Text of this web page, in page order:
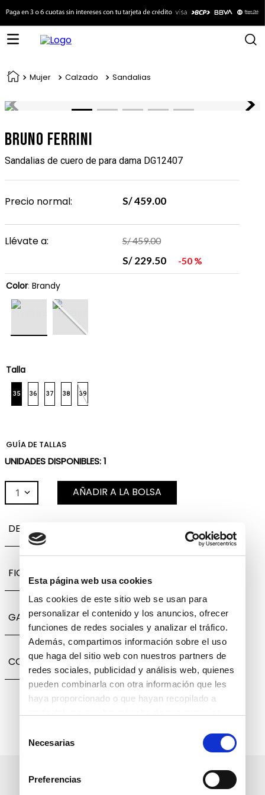
Esta página web usa cookies
Las cookies de este sitio web se usan para
personalizar el contenido y los anuncios, ofrecer
funciones de redes sociales y analizar el tráfico.
Además, compartimos información sobre el uso
que haga del sitio web con nuestros partners de
redes sociales, publicidad y análisis web, quienes
pueden combinarla con otra información que les
haya proporcionado o que hayan recopilado a
deNecesarias
Preferencias
Mujer Calzado Sandalias
Bruno Ferrini
Sandalias de cuero de para dama DG12407
Precio normal: S/459.00
Llévate a: S/459.00
S/ 229.50 50 %
Color: Brandy
Talla
35 36 37 38 39
GUÍA DE TALLAS
UNIDADES DISPONIBLES:1
1 AÑADIR A LA BOLSA
DESCRIPCIÓN
FICHA TÉCNICA
GARANTÍA, CAMBIOS Y DEVOLUCIONES
COMPARTIR
Suscríbete a nuestro boletín